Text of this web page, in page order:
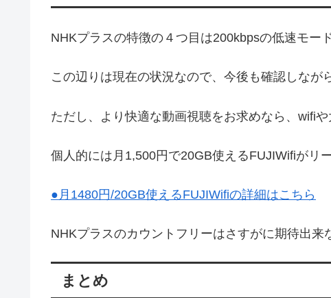
NHKプラスの特徴の４つ目は200kbpsの低速モー
この辺りは現在の状況なので、今後も確認しなが
ただし、より快適な動画視聴をお求めなら、wifi
個人的には月1,500円で20GB使えるFUJIWifiがリ
●月1480円/20GB使えるFUJIWifiの詳細はこちら
NHKプラスのカウントフリーはさすがに期待出来
まとめ